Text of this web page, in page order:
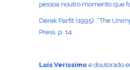
pessoa noutro momento que
Derek Parfit (1995). “The
Press, p. 14.
Luís Veríssimo é doutorado